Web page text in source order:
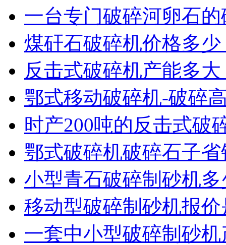
一台专门破碎河卵石
煤矸石破碎机价格多少
反击式破碎机产能多大
鄂式移动破碎机-破碎
时产200吨的反击式破
鄂式破碎机破碎石子
小型青石破碎制砂机
移动型破碎制砂机报
一套中小型破碎制砂